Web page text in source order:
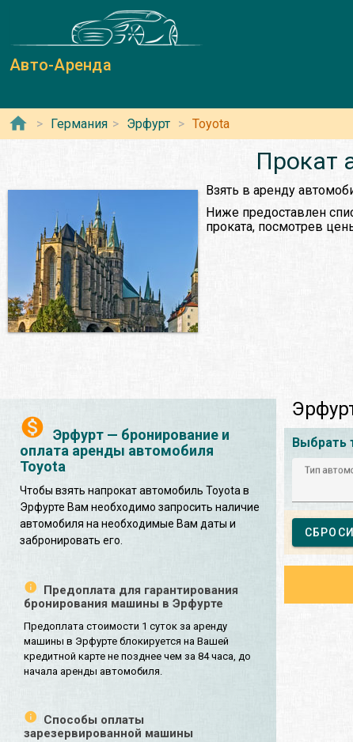
Авто-Аренда
Германия Эрфурт Toyota
Прокат
Взять в аренду
Ниже предоставлен
проката, посмотрев
Эрфурт — бронирование и
оплата аренды автомобиля
Toyota
Чтобы взять напрокат автомобиль Toyota в
Эрфурте Вам необходимо запросить наличие
автомобиля на необходимые Вам даты и
забронировать его.
Предоплата для гарантирования
бронирования машины в Эрфурте
Предоплата стоимости 1 суток за аренду
машины в Эрфурте блокируется на Вашей
кредитной карте не позднее чем за 84 часа, до
начала аренды автомобиля.
Способы оплаты
зарезервированной машины
Выбрать
Тип